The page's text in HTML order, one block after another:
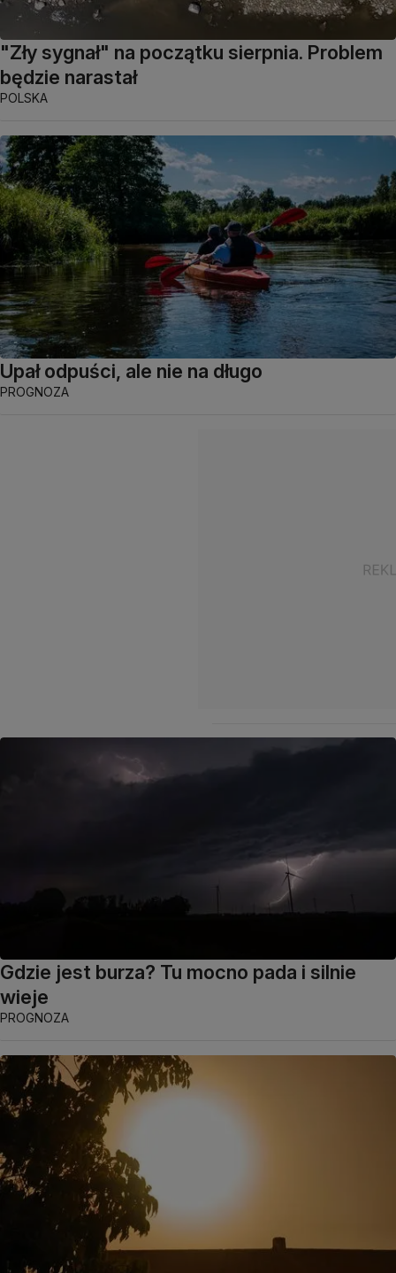
"Zły sygnał" na początku sierpnia. Problem
będzie narastał
POLSKA
Upał odpuści, ale nie na długo
PROGNOZA
Gdzie jest burza? Tu mocno pada i silnie
wieje
PROGNOZA